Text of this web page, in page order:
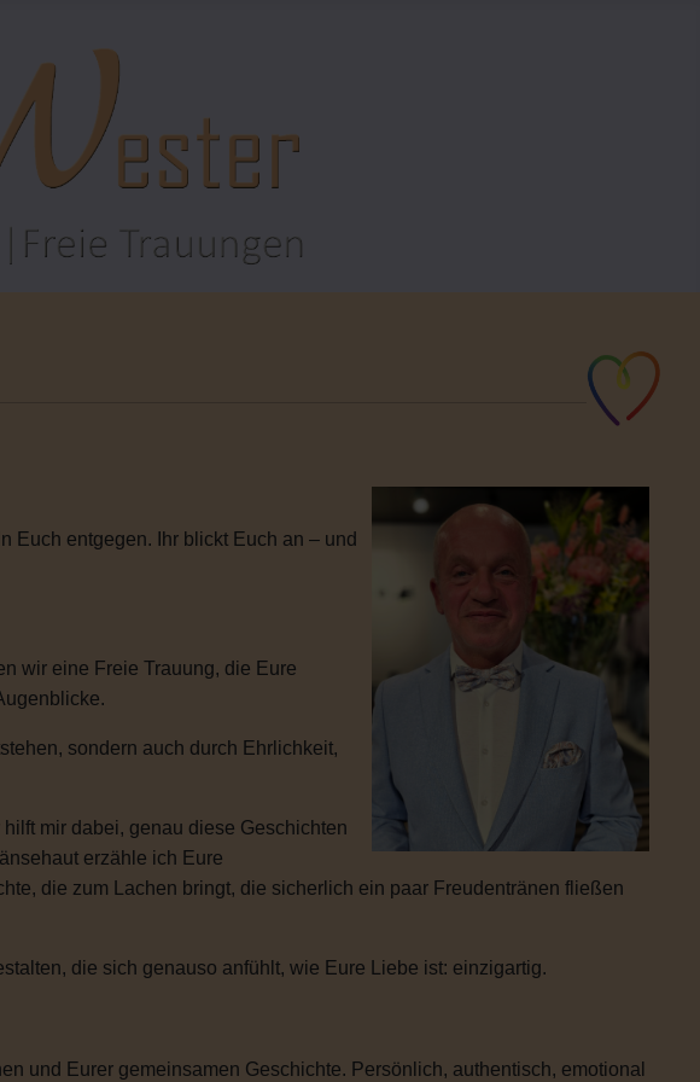
Euch entgegen. Ihr blickt Euch an – und
wir eine Freie Trauung, die Eure
sondern auch durch Ehrlichkeit,
mir dabei, genau diese Geschichten
erzähle ich Eure
die zum Lachen bringt, die sicherlich ein paar Freudentränen fließen
die sich genauso anfühlt, wie Eure Liebe ist: einzigartig.
und Eurer gemeinsamen Geschichte. Persönlich, authentisch, emotional